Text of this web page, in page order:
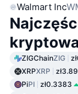
Walmart Inc
ZIGChainZIG
XRPXRP zł3.89
PiPI zł0.3383